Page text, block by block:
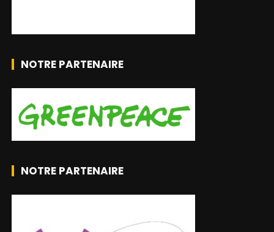
NOTRE PARTENAIRE
NOTRE PARTENAIRE